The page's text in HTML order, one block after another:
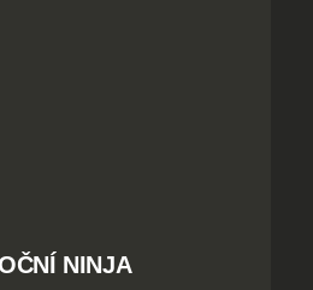
NINJA